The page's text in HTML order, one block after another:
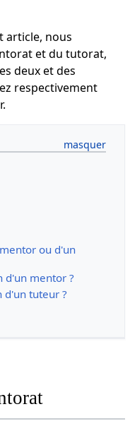
article, nous
et du tutorat,
deux et des
respectivement
ou d'un
d'un mentor ?
d'un tuteur ?